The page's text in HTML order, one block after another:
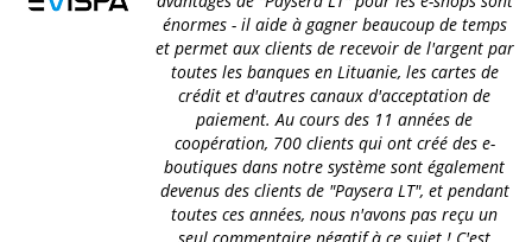
énormes - il aide à gagner beaucoup de temps
et permet aux clients de recevoir de l'argent par
toutes les banques en Lituanie, les cartes de
crédit et d'autres canaux d'acceptation de
paiement. Au cours des 11 années de
coopération, 700 clients qui ont créé des e-
boutiques dans notre système sont également
devenus des clients de "Paysera LT", et pendant
toutes ces années, nous n'avons pas reçu un